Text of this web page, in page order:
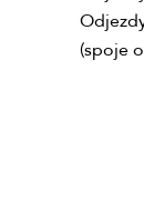
(spoje